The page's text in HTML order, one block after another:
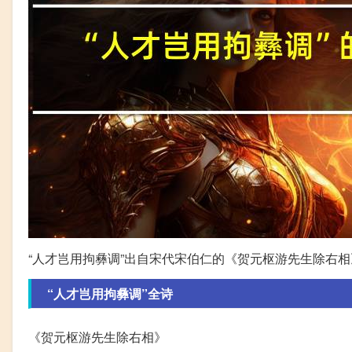
“人才岂用拘彝调”出自宋代宋伯仁的《贺元枢游先生除右
“人才岂用拘彝调”全诗
《贺元枢游先生除右相》